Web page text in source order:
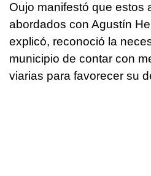
Oujo manifestó que estos
abordados con Agustín
explicó, reconoció la
municipio de contar con
viarias para favorecer su